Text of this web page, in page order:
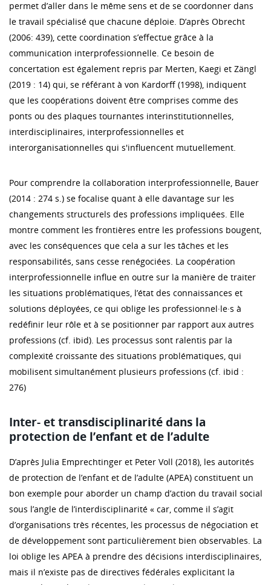
permet d’aller dans le même sens et de se coordonner dans
le travail spécialisé que chacune déploie. D’après Obrecht
(2006: 439), cette coordination s’effectue grâce à la
communication interprofessionnelle. Ce besoin de
concertation est également repris par Merten, Kaegi et Zängl
(2019 : 14) qui, se référant à von Kardorff (1998), indiquent
que les coopérations doivent être comprises comme des
ponts ou des plaques tournantes interinstitutionnelles,
interdisciplinaires, interprofessionnelles et
interorganisationnelles qui s'influencent mutuellement.
Pour comprendre la collaboration interprofessionnelle, Bauer
(2014 : 274 s.) se focalise quant à elle davantage sur les
changements structurels des professions impliquées. Elle
montre comment les frontières entre les professions bougent,
avec les conséquences que cela a sur les tâches et les
responsabilités, sans cesse renégociées. La coopération
interprofessionnelle influe en outre sur la manière de traiter
les situations problématiques, l’état des connaissances et
solutions déployées, ce qui oblige les professionnel·le·s à
redéfinir leur rôle et à se positionner par rapport aux autres
professions (cf. ibid). Les processus sont ralentis par la
complexité croissante des situations problématiques, qui
mobilisent simultanément plusieurs professions (cf. ibid :
276)
Inter- et transdisciplinarité dans la
protection de l’enfant et de l’adulte
D’après Julia Emprechtinger et Peter Voll (2018), les autorités
de protection de l’enfant et de l’adulte (APEA) constituent un
bon exemple pour aborder un champ d’action du travail social
sous l’angle de l’interdisciplinarité « car, comme il s’agit
d’organisations très récentes, les processus de négociation et
de développement sont particulièrement bien observables. La
loi oblige les APEA à prendre des décisions interdisciplinaires,
mais il n’existe pas de directives fédérales explicitant la